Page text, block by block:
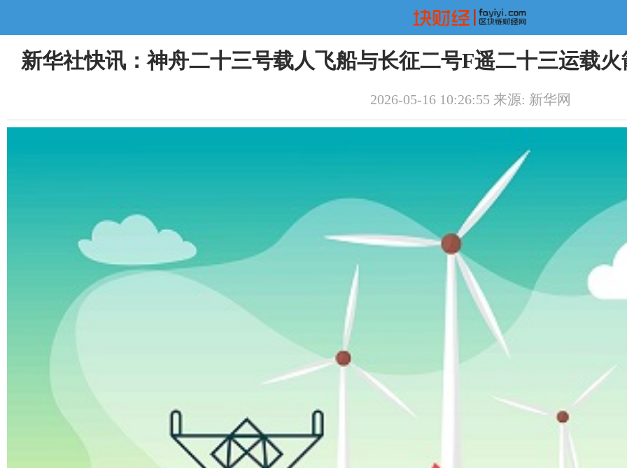
新华社快讯：神舟二十三号载人飞船与长征二号F遥二十三运载
2026-05-16 10:26:55 来源: 新华网